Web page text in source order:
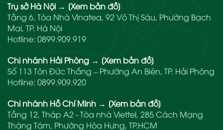
Trụ sở Hà Nội → [Xem bản đồ]
Tầng 6, Tòa Nhà Vinatea, 92 Võ Thị Sáu, Phường Bạch
Mai, TP. Hà Nội
Hotline: 0899.909.919
Chi nhánh Hải Phòng → [Xem bản đồ]
Số 113 Tôn Đức Thắng – Phường An Biên, TP. Hải Phòng
Hotline: 0899.909.920
Chi nhánh Hồ Chí Minh → [Xem bản đồ]
Tầng 12, Tháp A2 - Tòa nhà Viettel, 285 Cách Mạng
Tháng Tám, Phường Hòa Hưng, TP.HCM